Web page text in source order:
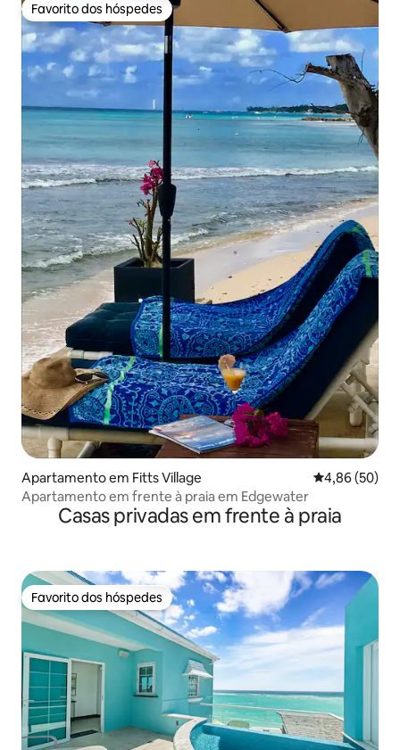
Favorito dos hóspedes
Favorito dos hóspedes
Apartamento em Fitts Village Classificação
4,86 (50)
Apartamento em frente à praia em Edgewater
Casas privadas em frente à praia
Favorito dos hóspedes
Favorito dos hóspedes